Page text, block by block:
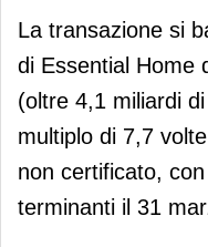
La transazione si
di Essential Home
(oltre 4,1 miliardi
multiplo di 7,7
non certificato,
terminanti il 31